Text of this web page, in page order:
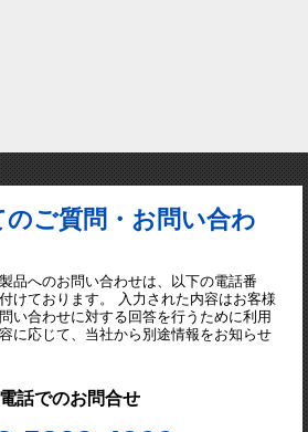
ご質問・お問い合わ
品へのお問い合わせは、以下の電話番
けております。 入力された内容はお客様
い合わせに対する回答を行うために利用
に応じて、当社から別途情報をお知らせ
話でのお問合せ